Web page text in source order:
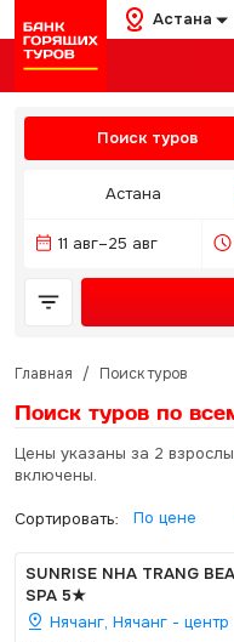
Астана
Поиск туров
Астана
11 авг–25 авг
Главная / Поиск туров
Поиск туров по
Цены указаны за 2
включены.
Сортировать: По цене
SUNRISE NHA TRANG
SPA 5★
Нячанг, Нячанг - центр